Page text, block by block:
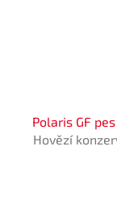
Polaris GF
Hovězí